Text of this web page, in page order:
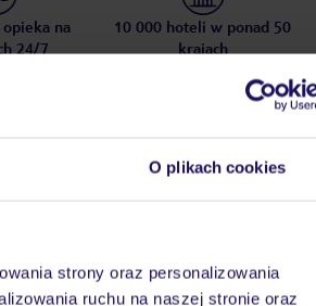
O plikach cookies
strony oraz personalizowania
ruchu na naszej stronie oraz
na
24/7
10 000 hoteli w ponad 50
krajach
Ważne informacje